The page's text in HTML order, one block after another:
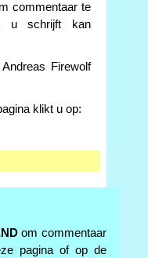
commentaar te
u schrijft kan
Firewolf
klikt u op:
om commentaar
pagina of op de